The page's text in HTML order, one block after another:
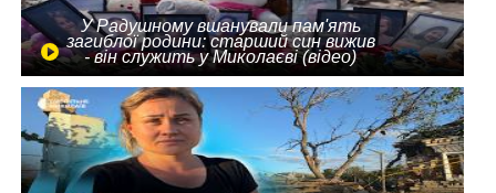
У Радушному вшанували пам'ять
загиблої родини: старший син вижив
- він служить у Миколаєві (відео)